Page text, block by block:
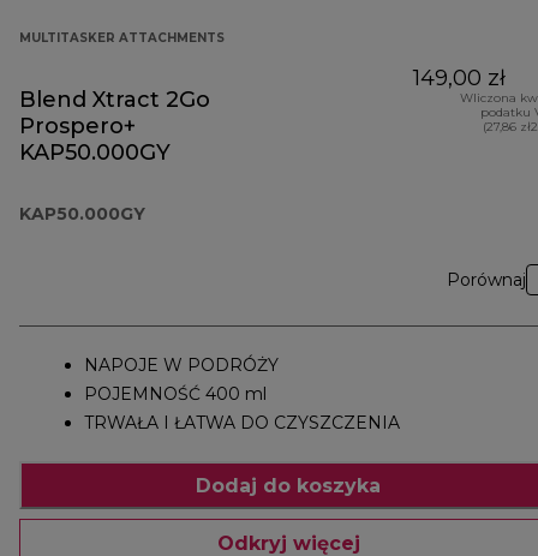
MULTITASKER ATTACHMENTS
Blend Xtract 2Go
Prospero+
KAP50.000GY
KAP50.000GY
149,00 zł
Wliczona
podatku
(27,86
Porównaj
NAPOJE W PODRÓŻY
POJEMNOŚĆ 400 ml
TRWAŁA I ŁATWA DO CZYSZCZENIA
Dodaj do koszyka
Odkryj więcej